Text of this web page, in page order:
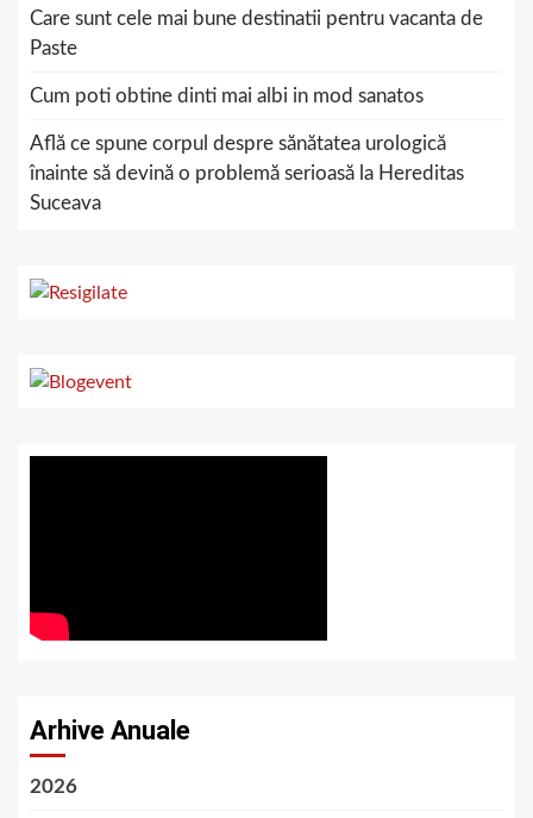
Care sunt cele mai bune destinatii pentru vacanta de
Paste
Cum poti obtine dinti mai albi in mod sanatos
Află ce spune corpul despre sănătatea urologică
înainte să devină o problemă serioasă la Hereditas
Suceava
Arhive Anuale
2026